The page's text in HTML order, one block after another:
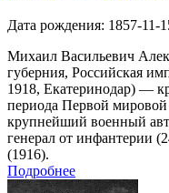
Дата рождения: 1857-11-
Михаил Васильевич
губерния, Российская
1918, Екатеринодар) —
периода Первой
крупнейший военный
генерал от инфантерии
(1916).
Подробнее